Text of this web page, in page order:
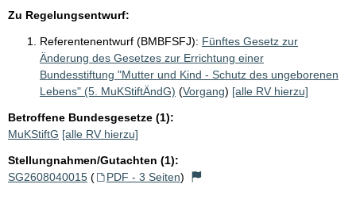
Zu Regelungsentwurf:
Referentenentwurf (BMBFSFJ): Fünftes Gesetz zur
Änderung des Gesetzes zur Errichtung einer
Bundesstiftung "Mutter und Kind - Schutz des ungeborenen
Lebens" (5. MuKStiftÄndG) (Vorgang) [alle RV hierzu]
Betroffene Bundesgesetze (1):
MuKStiftG [alle RV hierzu]
Stellungnahmen/Gutachten (1):
SG2608040015 ( PDF - 3 Seiten)